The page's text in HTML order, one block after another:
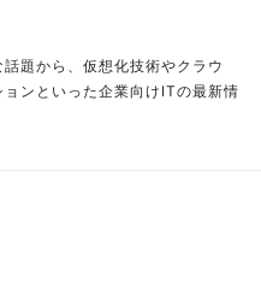
題から、仮想化技術やクラウ
ンといった企業向けITの最新情